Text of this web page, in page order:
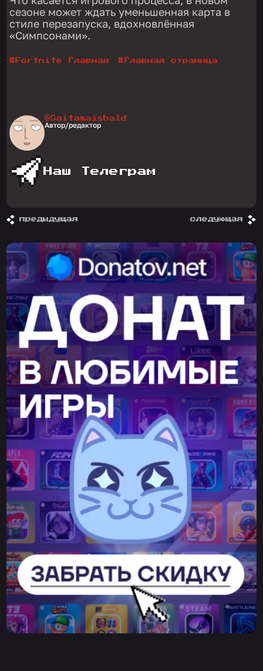
сезоне может ждать уменьшенная карта в
стиле перезапуска, вдохновлённая
«Симпсонами».
# Fortnite Главная # Главная страница
@Saitamaisbald
Автор/редактор
Наш Телеграм
предыдущая следующая